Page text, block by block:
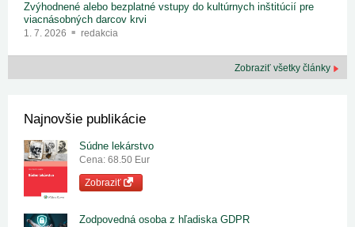
Zvýhodnené alebo bezplatné vstupy do kultúrnych inštitúcií pre
viacnásobných darcov krvi
1. 7. 2026 redakcia
Zobraziť všetky články
Najnovšie publikácie
Súdne lekárstvo
Cena: 68.50 Eur
Zobraziť
Zodpovedná osoba z hľadiska GDPR